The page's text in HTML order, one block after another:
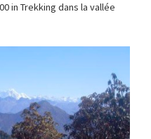
in Trekking dans la vallée